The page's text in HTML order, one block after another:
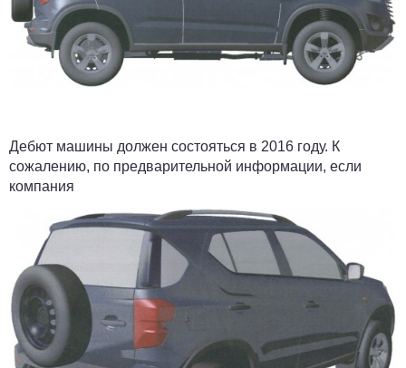
Дебют машины должен состояться в 2016 году. К
сожалению, по предварительной информации, если
компания